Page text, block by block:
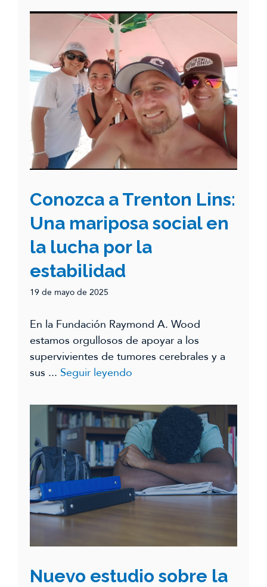
Conozca a Trenton Lins:
Una mariposa social en
la lucha por la
estabilidad
19 de mayo de 2025
En la Fundación Raymond A. Wood
estamos orgullosos de apoyar a los
supervivientes de tumores cerebrales y a
sus ... Seguir leyendo
Nuevo estudio sobre la